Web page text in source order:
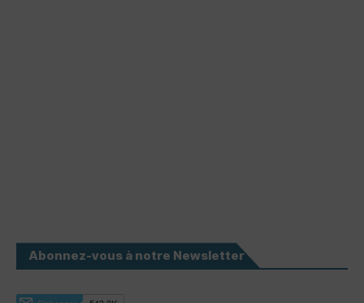
Abonnez-vous à notre Newsletter